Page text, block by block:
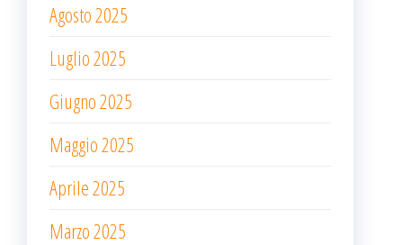
Agosto 2025
Luglio 2025
Giugno 2025
Maggio 2025
Aprile 2025
Marzo 2025